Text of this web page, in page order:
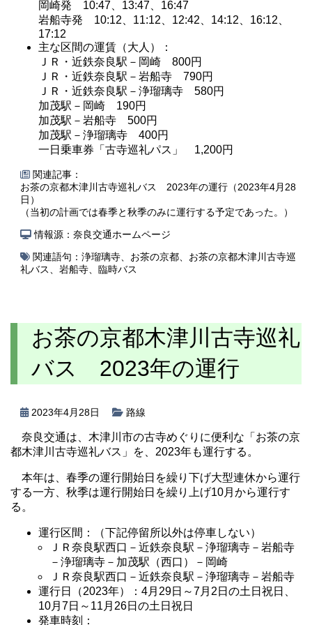
岡崎発 10:47、13:47、16:47
岩船寺発 10:12、11:12、12:42、14:12、16:12、
17:12
主な区間の運賃（大人）：
ＪＲ・近鉄奈良駅－岡崎 800円
ＪＲ・近鉄奈良駅－岩船寺 790円
ＪＲ・近鉄奈良駅－浄瑠璃寺 580円
加茂駅－岡崎 190円
加茂駅－岩船寺 500円
加茂駅－浄瑠璃寺 400円
一日乗車券「古寺巡礼パス」 1,200円
関連記事：
お茶の京都木津川古寺巡礼バス 2023年の運行（2023年4月28
日）
（当初の計画では春季と秋季のみに運行する予定であった。）
情報源：奈良交通ホームページ
関連語句： 浄瑠璃寺 お茶の京都
お茶の京都木津川古寺巡
礼バス
岩船寺 臨時バス
お茶の京都木津川古寺巡礼
バス 2023年の運行
2023年4月28日 路線
奈良交通は、木津川市の古寺めぐりに便利な「お茶の京
都木津川古寺巡礼バス」を、2023年も運行する。
本年は、春季の運行開始日を繰り下げ大型連休から運行
する一方、秋季は運行開始日を繰り上げ10月から運行す
る。
運行区間：（下記停留所以外は停車しない）
ＪＲ奈良駅西口－近鉄奈良駅－浄瑠璃寺－岩船寺
－浄瑠璃寺－加茂駅（西口）－岡崎
ＪＲ奈良駅西口－近鉄奈良駅－浄瑠璃寺－岩船寺
運行日（2023年）：4月29日～7月2日の土日祝日、
10月7日～11月26日の土日祝日
発車時刻：